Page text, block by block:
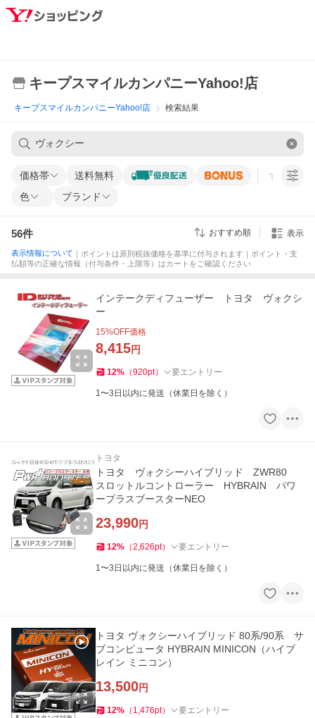
キープスマイルカンパニーYahoo!店
キープスマイルカンパニーYahoo!店 検索結果
価格帯 送料無料 すべての条
色 ブランド
56件 おすすめ順 表示
表示情報について ｜ポイントは原則税抜価格を基準に付与されます｜ポイント・支
払額等の正確な情報（付与条件・上限等）はカートをご確認ください
インテークディフューザー トヨタ ヴォクシ
ー
15%OFF価格
8,415円
12% （920pt） 要エントリー
1〜3日以内に発送（休業日を除く）
トヨタ
トヨタ ヴォクシーハイブリッド ZWR80
スロットルコントローラー HYBRAIN パワ
ープラスブースターNEO
23,990円
12% （2,626pt） 要エントリー
1〜3日以内に発送（休業日を除く）
トヨタ ヴォクシーハイブリッド 80系/90系 サ
ブコンピュータ HYBRAIN MINICON（ハイブ
レイン ミニコン）
13,500円
12% （ 1,476pt） 要エントリー